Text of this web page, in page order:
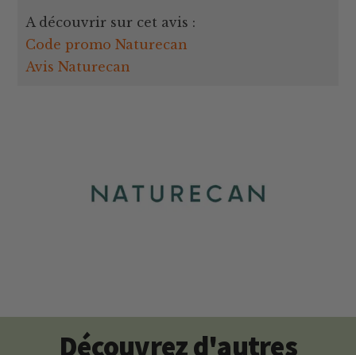
A découvrir sur cet avis :
Code promo Naturecan
Avis Naturecan
Découvrez d'autres